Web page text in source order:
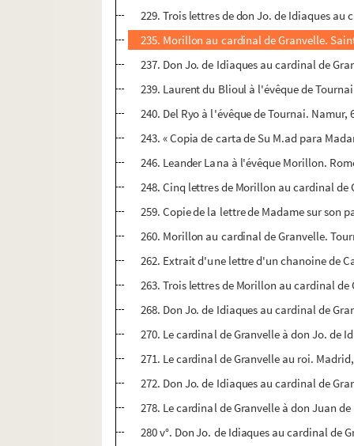
229. Trois lettres de don Jo. de Idiaques au
235. Morillon au cardinal de Granvelle.
237. Don Jo. de Idiaques au cardinal de
239. Laurent du Blioul à l'évêque de
240. Del Ryo à l'évêque de Tournai. Namur,
243. « Copia de carta de Su M.ad para
246. Leander Lana à l'évêque Morillon.
248. Cinq lettres de Morillon au cardinal
259. Copie de la lettre de Madame sur son
260. Morillon au cardinal de Granvelle.
262. Extrait d'une lettre d'un chanoine de
263. Trois lettres de Morillon au cardinal
268. Don Jo. de Idiaques au cardinal de
270. Le cardinal de Granvelle à don Jo. de
271. Le cardinal de Granvelle au roi.
272. Don Jo. de Idiaques au cardinal de
278. Le cardinal de Granvelle à don Juan
280 v°. Don Jo. de Idiaques au cardinal de